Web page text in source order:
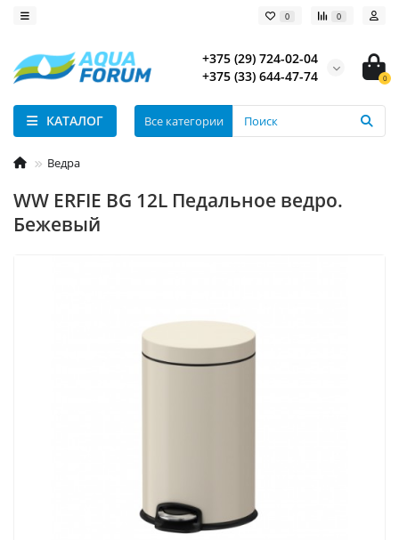
0 0
+375 (29) 724-02-04
+375 (33) 644-47-74
0
КАТАЛОГ Все категории
Ведра
WW ERFIE BG 12L Педальное ведро.
Бежевый